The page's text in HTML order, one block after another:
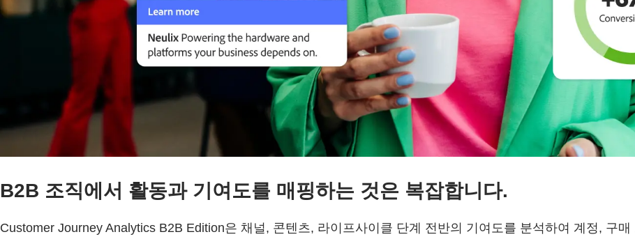
B2B 조직에서 활동과 기여도를 매핑하는 것은 복잡합니다.
Customer Journey Analytics B2B Edition은 채널, 콘텐츠, 라이프사이클 단계 전반의 기여도를 분석하여 계정, 구